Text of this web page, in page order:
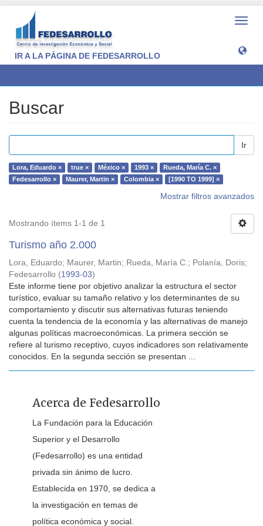
IR A LA PÁGINA DE FEDESARROLLO
Buscar
Ir
Lora, Eduardo × true × México × 1993 ×
Rueda, María C. ×
Fedesarrollo ×
Maurer, Martin × Colombia × [1990 TO 1999] ×
Mostrar filtros avanzados
Mostrando ítems 1-1 de 1
Turismo año 2.000
Lora, Eduardo; Maurer, Martin; Rueda, María C.; Polanía, Doris;
Fedesarrollo (1993-03)
Este informe tiene por objetivo analizar la estructura el sector
turístico, evaluar su tamaño relativo y los determinantes de su
comportamiento y discutir sus alternativas futuras teniendo
cuenta la tendencia de la economía y las alternativas de manejo
algunas políticas macroeconómicas. La primera sección se
refiere al turismo receptivo, cuyos indicadores son relativamente
conocidos. En la segunda sección se presentan ...
Acerca de Fedesarrollo
La Fundación para la Educación
Superior y el Desarrollo
(Fedesarrollo) es una entidad
privada sin ánimo de lucro.
Establecida en 1970, se dedica a
la investigación en temas de
política económica y social.